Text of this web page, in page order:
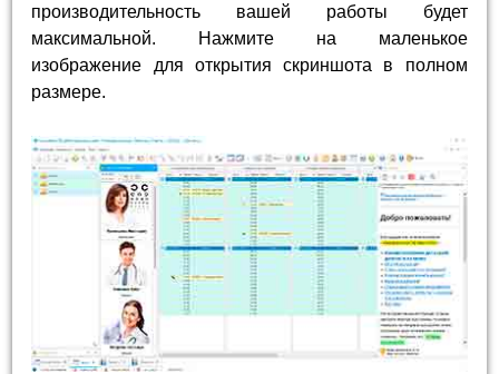
производительность вашей работы будет
максимальной. Нажмите на маленькое
изображение для открытия скриншота в полном
размере.